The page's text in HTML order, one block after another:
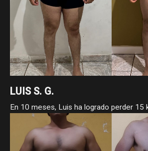
LUIS S. G.
En 10 meses, Luis ha logrado perder 15
de cintura, pasando de 105 a 90 kg y de
asesorado ha demostrado que con
compromiso, los cambios reales sí llegan.